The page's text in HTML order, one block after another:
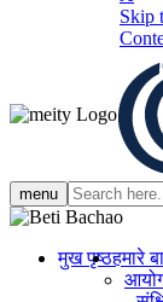
Skip
menu Search
मुख पृष्ठहमारे